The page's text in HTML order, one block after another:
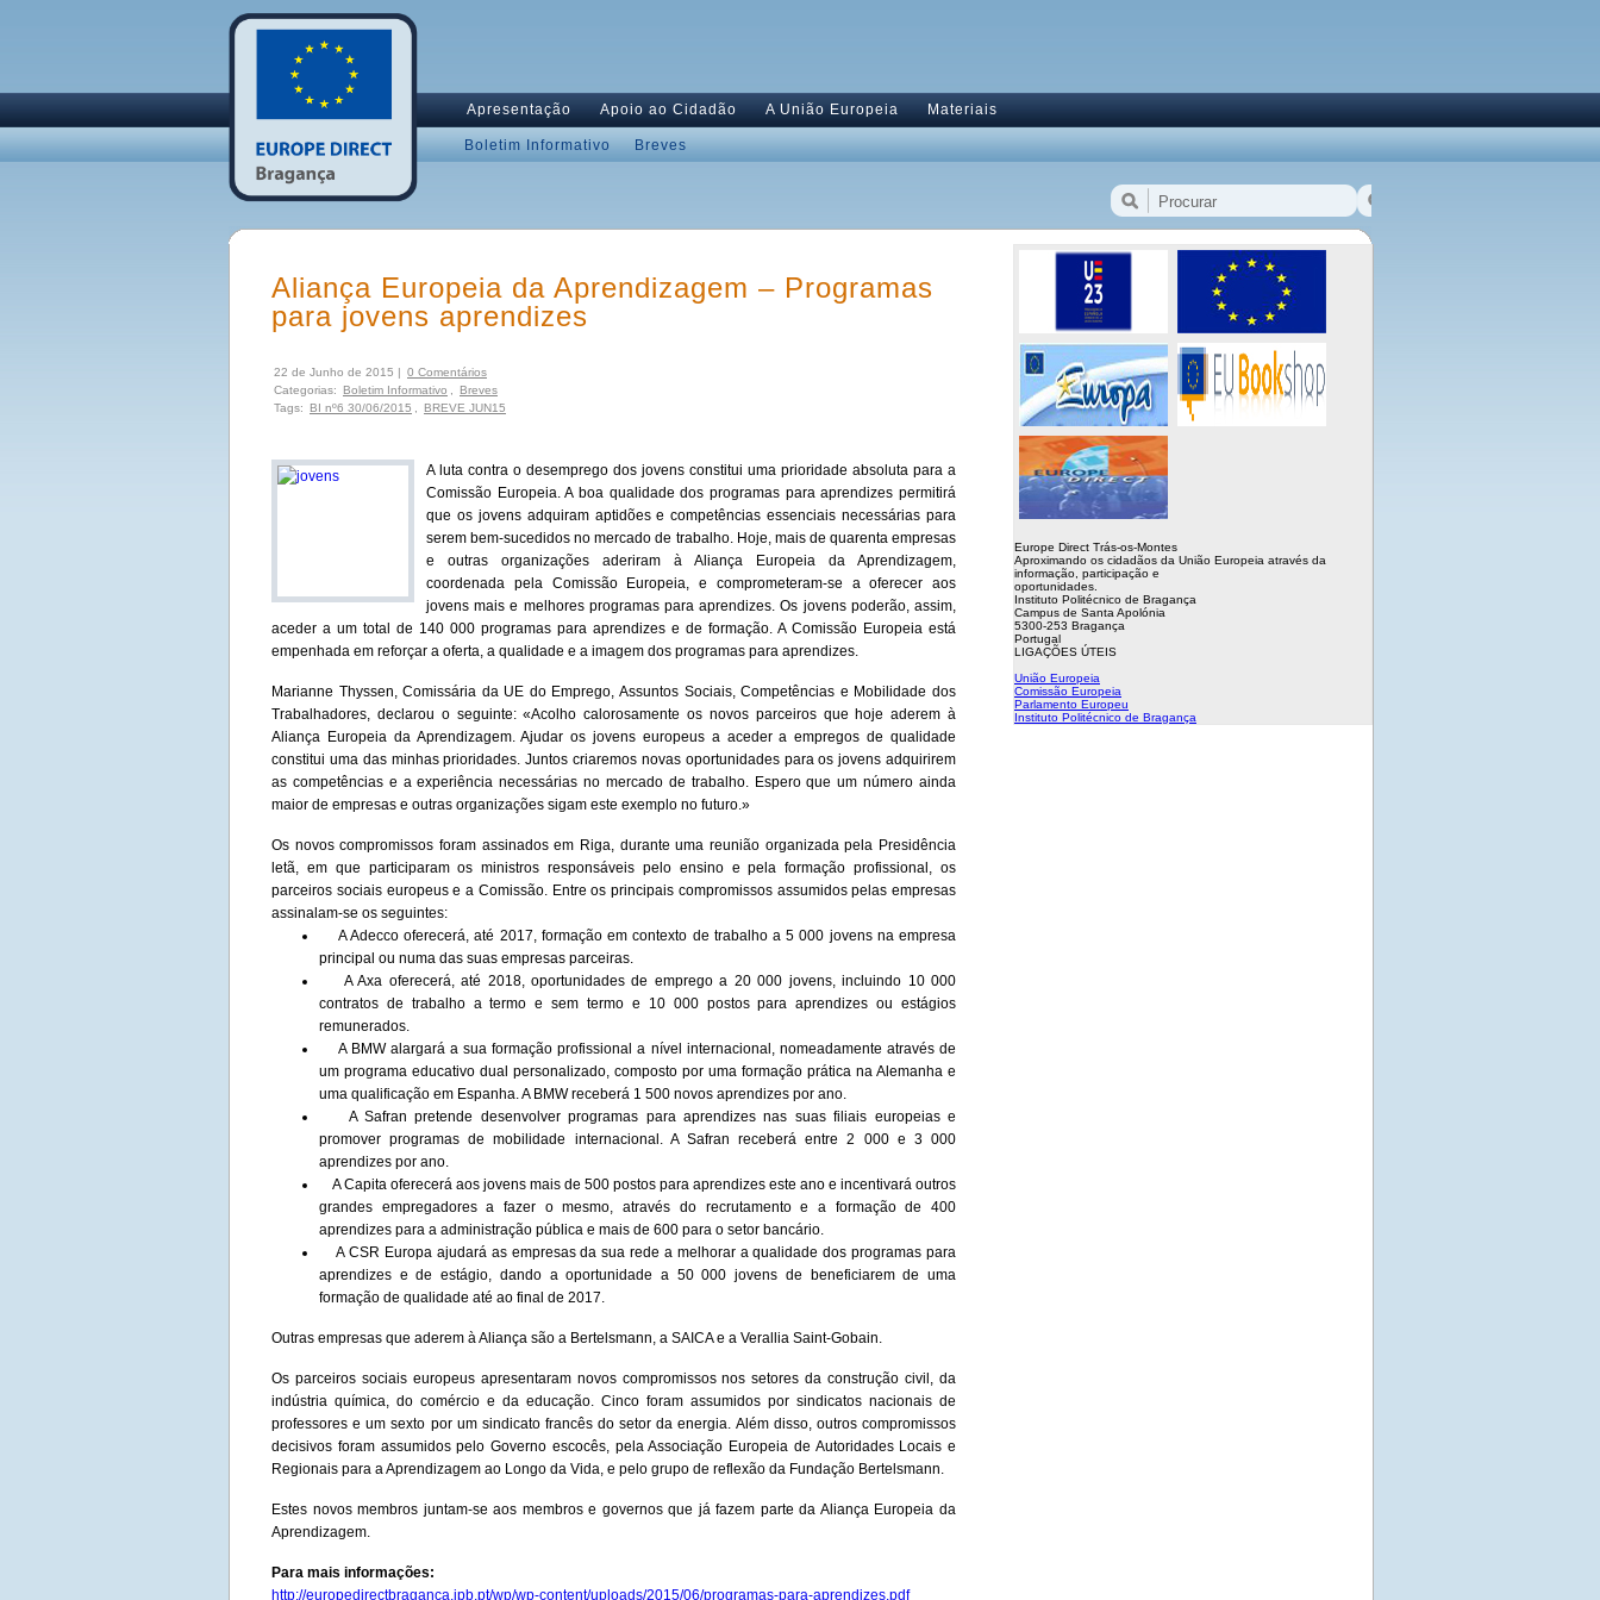
Apresentação Apoio ao Cidadão A União Europeia Materiais
Boletim Informativo Breves
Aliança Europeia da Aprendizagem – Programas
para jovens aprendizes
22 de Junho de 2015 | 0 Comentários
Categorias:
Boletim Informativo
Breves
Tags:
BI nº6 30/06/2015 BREVE JUN15
A luta contra o desemprego dos jovens constitui uma prioridade absoluta para a
Comissão Europeia. A boa qualidade dos programas para aprendizes permitirá
que os jovens adquiram aptidões e competências essenciais necessárias para
serem bem-sucedidos no mercado de trabalho. Hoje, mais de quarenta empresas
e outras organizações aderiram à Aliança Europeia da Aprendizagem,
coordenada pela Comissão Europeia, e comprometeram-se a oferecer aos
jovens mais e melhores programas para aprendizes. Os jovens poderão, assim,
aceder a um total de 140 000 programas para aprendizes e de formação. A Comissão Europeia está
empenhada em reforçar a oferta, a qualidade e a imagem dos programas para aprendizes.
Marianne Thyssen, Comissária da UE do Emprego, Assuntos Sociais, Competências e Mobilidade dos
Trabalhadores, declarou o seguinte: «Acolho calorosamente os novos parceiros que hoje aderem à
Aliança Europeia da Aprendizagem. Ajudar os jovens europeus a aceder a empregos de qualidade
constitui uma das minhas prioridades. Juntos criaremos novas oportunidades para os jovens adquirirem
as competências e a experiência necessárias no mercado de trabalho. Espero que um número ainda
maior de empresas e outras organizações sigam este exemplo no futuro.»
Os novos compromissos foram assinados em Riga, durante uma reunião organizada pela Presidência
letã, em que participaram os ministros responsáveis pelo ensino e pela formação profissional, os
parceiros sociais europeus e a Comissão. Entre os principais compromissos assumidos pelas empresas
assinalam-se os seguintes:
A Adecco oferecerá, até 2017, formação em contexto de trabalho a 5 000 jovens na empresa
principal ou numa das suas empresas parceiras.
A Axa oferecerá, até 2018, oportunidades de emprego a 20 000 jovens, incluindo 10 000
contratos de trabalho a termo e sem termo e 10 000 postos para aprendizes ou estágios
remunerados.
A BMW alargará a sua formação profissional a nível internacional, nomeadamente através de
um programa educativo dual personalizado, composto por uma formação prática na Alemanha e
uma qualificação em Espanha. A BMW receberá 1 500 novos aprendizes por ano.
A Safran pretende desenvolver programas para aprendizes nas suas filiais europeias e
promover programas de mobilidade internacional. A Safran receberá entre 2 000 e 3 000
aprendizes por ano.
A Capita oferecerá aos jovens mais de 500 postos para aprendizes este ano e incentivará outros
grandes empregadores a fazer o mesmo, através do recrutamento e a formação de 400
aprendizes para a administração pública e mais de 600 para o setor bancário.
A CSR Europa ajudará as empresas da sua rede a melhorar a qualidade dos programas para
aprendizes e de estágio, dando a oportunidade a 50 000 jovens de beneficiarem de uma
formação de qualidade até ao final de 2017.
Outras empresas que aderem à Aliança são a Bertelsmann, a SAICA e a Verallia Saint-Gobain.
Os parceiros sociais europeus apresentaram novos compromissos nos setores da construção civil, da
indústria química, do comércio e da educação. Cinco foram assumidos por sindicatos nacionais de
professores e um sexto por um sindicato francês do setor da energia. Além disso, outros compromissos
decisivos foram assumidos pelo Governo escocês, pela Associação Europeia de Autoridades Locais e
Regionais para a Aprendizagem ao Longo da Vida, e pelo grupo de reflexão da Fundação Bertelsmann.
Estes novos membros juntam-se aos membros e governos que já fazem parte da Aliança Europeia da
Aprendizagem.
Para mais informações:
http://europedirectbraganca.ipb.pt/wp/wp-content/uploads/2015/06/programas-para-aprendizes.pdf
Europe Direct Trás-os-Montes
Aproximando os cidadãos da União Europeia através da
informação, participação e
oportunidades.
Instituto Politécnico de Bragança
Campus de Santa Apolónia
5300-253 Bragança
Portugal
LIGAÇÕES ÚTEIS
União Europeia
Comissão Europeia
Parlamento Europeu
Instituto Politécnico de Bragança